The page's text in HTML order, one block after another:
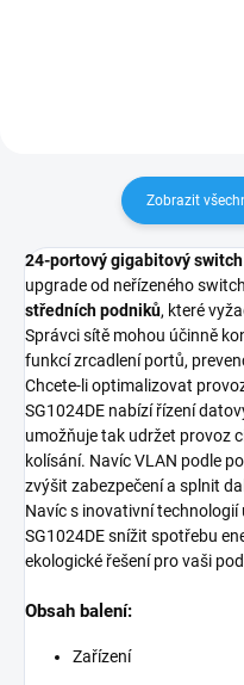
Zobrazit
24-portový gigabitový switch
upgrade od neřízeného
středních podniků, které
Správci sítě mohou účinně
funkcí zrcadlení portů,
Chcete-li optimalizovat
SG1024DE nabízí řízení
umožňuje tak udržet provoz
kolísání. Navíc VLAN podle
zvýšit zabezpečení a splnit
Navíc s inovativní technologií
SG1024DE snížit spotřebu
ekologické řešení pro vaši
Obsah balení:
Zařízení